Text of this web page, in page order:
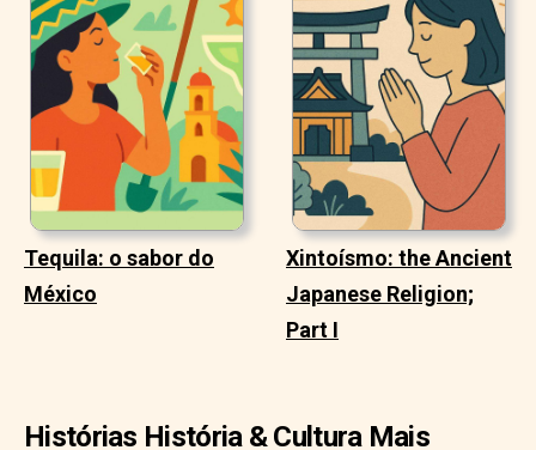
Tequila: o sabor do
México
Xintoísmo: the Ancient
Japanese Religion;
Part I
Histórias História & Cultura Mais